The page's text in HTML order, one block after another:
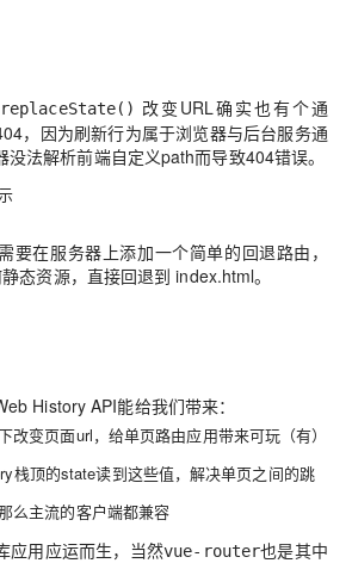
replaceState() 改变URL确实也有个通
，因为刷新行为属于浏览器与后台服务通
法解析前端自定义path而导致404错误。
要在服务器上添加一个简单的回退路由，
态资源，直接回退到 index.html。
History API能给我们带来：
改变页面url，给单页路由应用带来可玩（有）
栈顶的state读到这些值，解决单页之间的跳
么主流的客户端都兼容
应用应运而生，当然vue-router也是其中